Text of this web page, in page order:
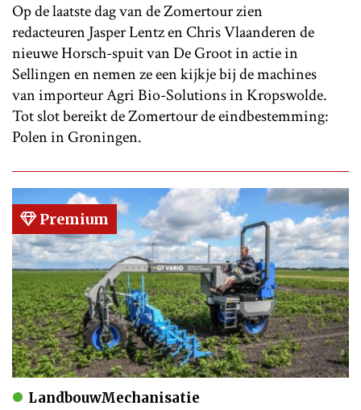
Op de laatste dag van de Zomertour zien
redacteuren Jasper Lentz en Chris Vlaanderen de
nieuwe Horsch-spuit van De Groot in actie in
Sellingen en nemen ze een kijkje bij de machines
van importeur Agri Bio-Solutions in Kropswolde.
Tot slot bereikt de Zomertour de eindbestemming:
Polen in Groningen.
Premium
LandbouwMechanisatie